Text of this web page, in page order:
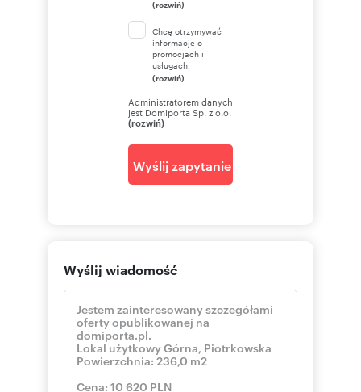
(rozwiń)
Chcę otrzymywać
informacje o
promocjach i
usługach.
(rozwiń)
Administratorem danych
jest Domiporta Sp. z o.o.
(rozwiń)
Wyślij zapytanie
Wyślij wiadomość